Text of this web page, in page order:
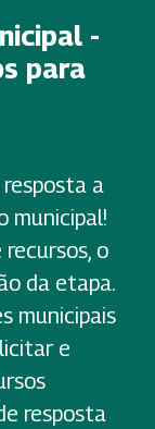
-
para
a
municipal!
o
da etapa.
municipais
e
resposta